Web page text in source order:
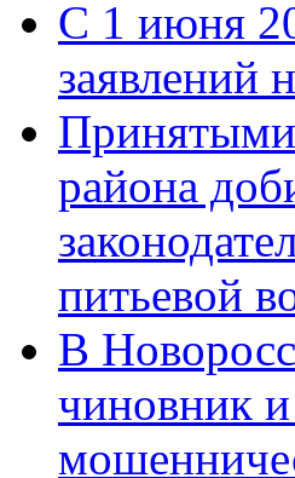
С 1 июня
заявлений
Принятыми
района
питьевой
В
чиновник